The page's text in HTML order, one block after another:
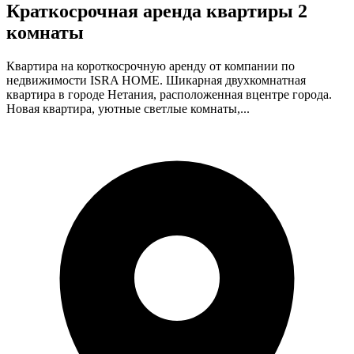
Краткосрочная аренда квартиры 2
комнаты
Квартира на короткосрочную аренду от компании по
недвижимости ISRA HOME. Шикарная двухкомнатная
квартира в городе Нетания, расположенная вцентре города.
Новая квартира, уютные светлые комнаты,...